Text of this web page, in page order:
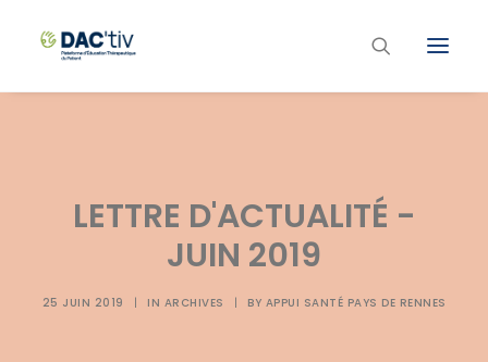
Liste des programmes et actions
Les formations ETP
Contacts
LETTRE D'ACTUALITÉ -
JUIN 2019
25 JUIN 2019 | IN ARCHIVES | BY APPUI SANTÉ PAYS DE RENNES